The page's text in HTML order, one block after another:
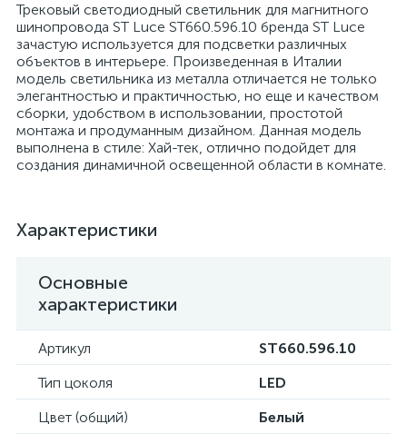
Трековый светодиодный светильник для магнитного
шинопровода ST Luce ST660.596.10 бренда ST Luce
зачастую используется для подсветки различных
объектов в интерьере. Произведенная в Италии
модель светильника из металла отличается не только
элегантностью и практичностью, но еще и качеством
сборки, удобством в использовании, простотой
монтажа и продуманным дизайном. Данная модель
выполнена в стиле: Хай-тек, отлично подойдет для
создания динамичной освещенной области в комнате.
Характеристики
Основные
характеристики
Артикул
ST660.596.10
Тип цоколя
LED
Цвет (общий)
Белый